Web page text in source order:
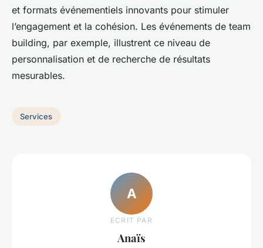
et formats événementiels innovants pour stimuler
l’engagement et la cohésion. Les événements de team
building, par exemple, illustrent ce niveau de
personnalisation et de recherche de résultats
mesurables.
Services
A
ECRIT PAR
Anaïs